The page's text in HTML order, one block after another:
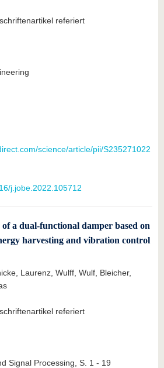
referiert
science/article/pii/S235271022
j.jobe.2022.105712
a dual-functional damper based on
harvesting and vibration control
Laurenz, Wulff, Wulf, Bleicher,
referiert
Signal Processing, S. 1 - 19